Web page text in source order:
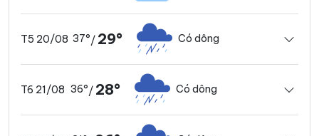
T5 20/08 37°/ 29° Có dông
T6 21/08 36°/ 28° Có dông